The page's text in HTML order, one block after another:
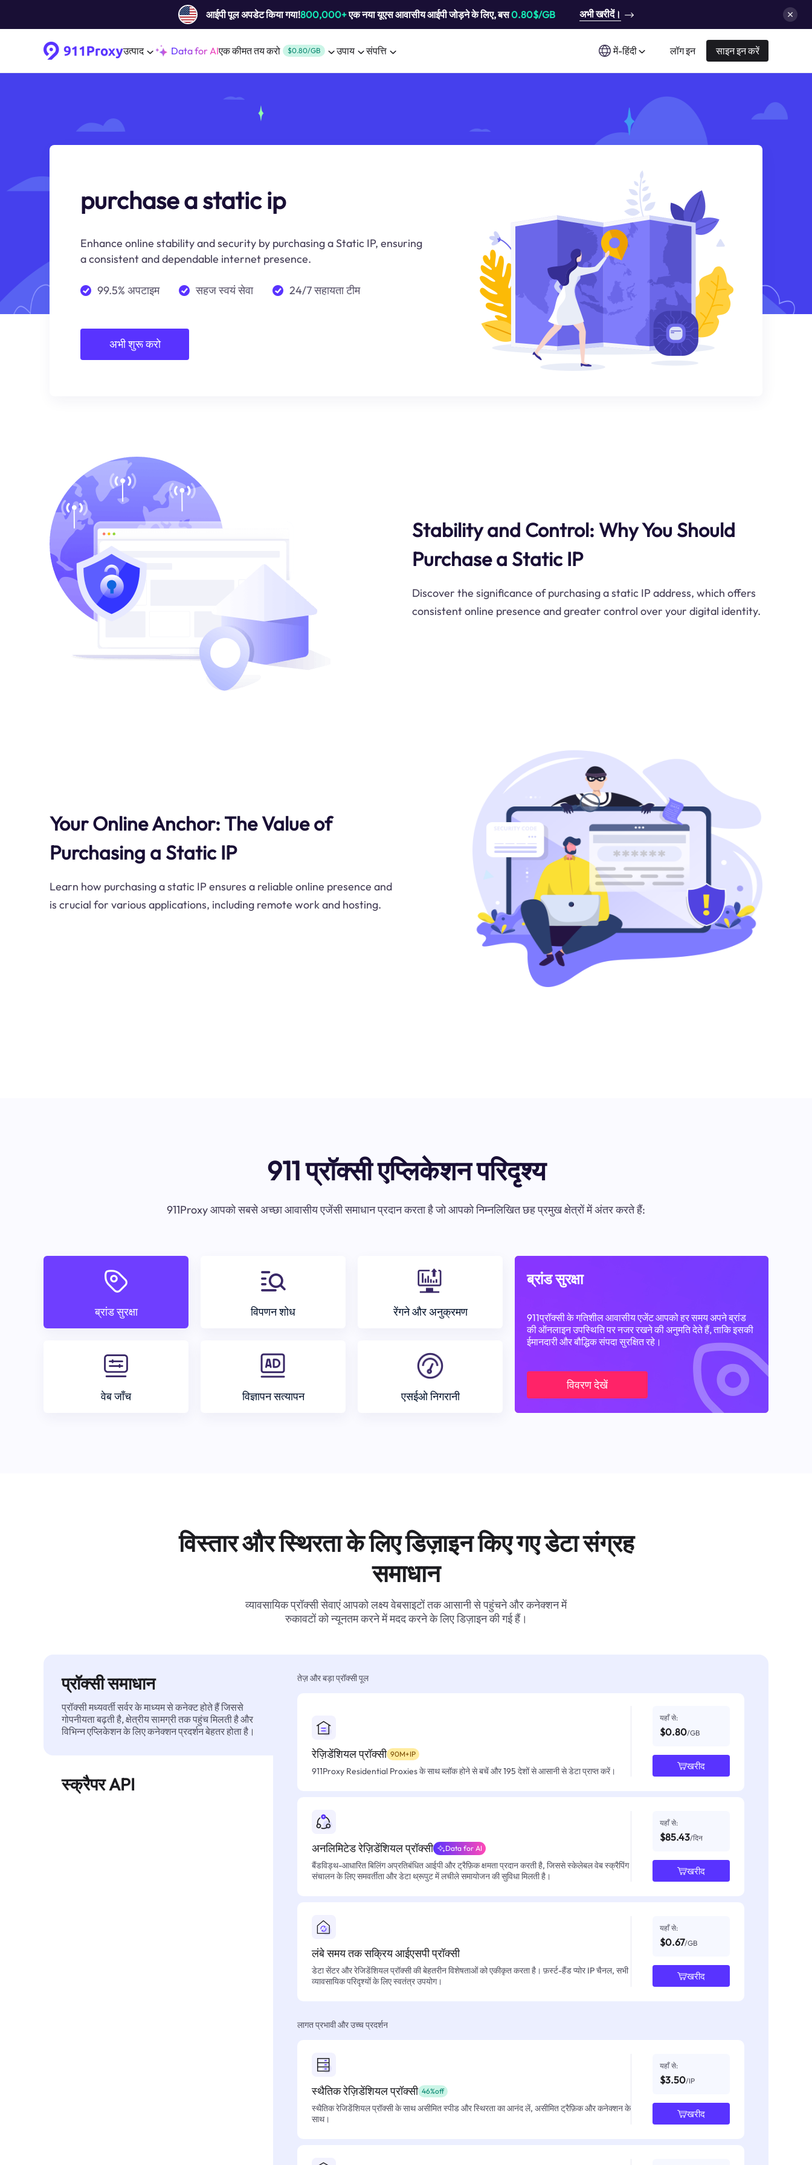
आईपी ​​पूल अपडेट किया गया!800,000+एक नया यूएस आवासीय आईपी जोड़ने के लिए, बस0.80$/GB अभी खरीदें।
उत्पाद Data for AIएक कीमत तय करो $0.80/GB उपाय संपत्ति में-हिंदी लॉग इन साइन इन करें
purchase a static ip
Enhance online stability and security by purchasing a Static IP, ensuring
a consistent and dependable internet presence.
99.5% अपटाइम सहज स्वयं सेवा 24/7 सहायता टीम
अभी शुरू करो
Stability and Control: Why You Should
Purchase a Static IP
Discover the significance of purchasing a static IP address, which offers
consistent online presence and greater control over your digital identity.
Your Online Anchor: The Value of
Purchasing a Static IP
Learn how purchasing a static IP ensures a reliable online presence and
is crucial for various applications, including remote work and hosting.
911 प्रॉक्सी एप्लिकेशन परिदृश्य
911Proxy आपको सबसे अच्छा आवासीय एजेंसी समाधान प्रदान करता है जो आपको निम्नलिखित छह प्रमुख क्षेत्रों में अंतर करते हैं:
ब्रांड सुरक्षा विपणन शोध रेंगने और अनुक्रमण
वेब जाँच विज्ञापन सत्यापन एसईओ निगरानी
ब्रांड सुरक्षा
911प्रॉक्सी के गतिशील आवासीय एजेंट आपको हर समय अपने ब्रांड
की ऑनलाइन उपस्थिति पर नजर रखने की अनुमति देते हैं, ताकि इसकी
ईमानदारी और बौद्धिक संपदा सुरक्षित रहे।
विवरण देखें
विस्तार और स्थिरता के लिए डिज़ाइन किए गए डेटा संग्रह
समाधान
व्यावसायिक प्रॉक्सी सेवाएं आपको लक्ष्य वेबसाइटों तक आसानी से पहुंचने और कनेक्शन में
रुकावटों को न्यूनतम करने में मदद करने के लिए डिज़ाइन की गई हैं।
प्रॉक्सी समाधान
प्रॉक्सी मध्यवर्ती सर्वर के माध्यम से कनेक्ट होते हैं जिससे
गोपनीयता बढ़ती है, क्षेत्रीय सामग्री तक पहुंच मिलती है और
विभिन्न एप्लिकेशन के लिए कनेक्शन प्रदर्शन बेहतर होता है।
स्क्रैपर API
तेज़ और बड़ा प्रॉक्सी पूल
रेज़िडेंशियल प्रॉक्सी 90M+IP
911Proxy Residential Proxies के साथ ब्लॉक होने से बचें और 195 देशों से आसानी से डेटा प्राप्त करें।
यहाँ से:
$0.80/GB
खरीद
अनलिमिटेड रेज़िडेंशियल प्रॉक्सी Data for AI
बैंडविड्थ-आधारित बिलिंग अप्रतिबंधित आईपी और ट्रैफ़िक क्षमता प्रदान करती है, जिससे स्केलेबल वेब स्क्रैपिंग
संचालन के लिए समवर्तीता और डेटा थ्रूपुट में लचीले समायोजन की सुविधा मिलती है।
यहाँ से:
$85.43/दिन
खरीद
लंबे समय तक सक्रिय आईएसपी प्रॉक्सी
डेटा सेंटर और रेजिडेंशियल प्रॉक्सी की बेहतरीन विशेषताओं को एकीकृत करता है। फ़र्स्ट-हैंड प्योर IP चैनल, सभी
व्यावसायिक परिदृश्यों के लिए स्वतंत्र उपयोग।
यहाँ से:
$0.67/GB
खरीद
लागत प्रभावी और उच्च प्रदर्शन
स्थैतिक रेज़िडेंशियल प्रॉक्सी 46%off
स्थैतिक रेजिडेंशियल प्रॉक्सी के साथ असीमित स्पीड और स्थिरता का आनंद लें, असीमित ट्रैफ़िक और कनेक्शन के
साथ।
यहाँ से:
$3.50/IP
खरीद